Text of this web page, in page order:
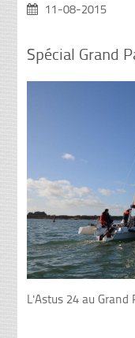
11-08-2015
Spécial Grand
L'Astus 24 au Grand